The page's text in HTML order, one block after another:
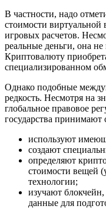
В частности, надо
стоимости виртуальной
игровых расчетов.
реальные деньги, она
Криптовалюту
специализированном
Однако подобные
редкость. Несмотря на
глобальное правовое
государства
используют
создают
определяют
стоимости вещей
технологии;
изучают
данные для